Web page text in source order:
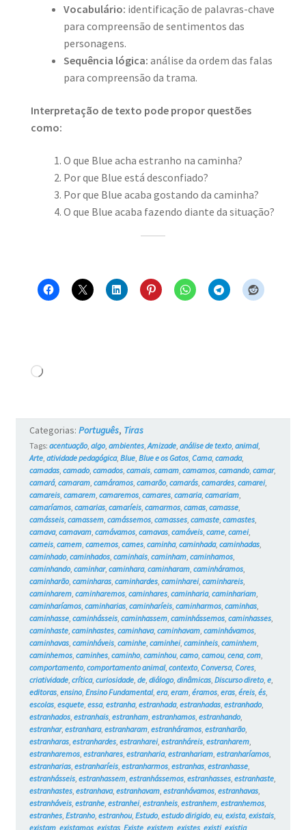
Vocabulário: identificação de palavras-chave
para compreensão de sentimentos das
personagens.
Sequência lógica: análise da ordem das falas
para compreensão da trama.
Interpretação de texto pode propor questões
como:
O que Blue acha estranho na caminha?
Por que Blue está desconfiado?
Por que Blue acaba gostando da caminha?
O que Blue acaba fazendo diante da situação?
Carregando...
Categorias: Português, Tiras
Tags: acentuação, algo, ambientes, Amizade, análise de texto, animal,
Arte, atividade pedagógica, Blue, Blue e os Gatos, Cama, camada,
camadas, camado, camados, camais, camam, camamos, camando, camar,
camará, camaram, camáramos, camarão, camarás, camardes, camarei,
camareis, camarem, camaremos, camares, camaria, camariam,
camaríamos, camarias, camaríeis, camarmos, camas, camasse,
camásseis, camassem, camássemos, camasses, camaste, camastes,
camava, camavam, camávamos, camavas, camáveis, came, camei,
cameis, camem, camemos, cames, caminha, caminhada, caminhadas,
caminhado, caminhados, caminhais, caminham, caminhamos,
caminhando, caminhar, caminhara, caminharam, caminháramos,
caminharão, caminharas, caminhardes, caminharei, caminhareis,
caminharem, caminharemos, caminhares, caminharia, caminhariam,
caminharíamos, caminharias, caminharíeis, caminharmos, caminhas,
caminhasse, caminhásseis, caminhassem, caminhássemos, caminhasses,
caminhaste, caminhastes, caminhava, caminhavam, caminhávamos,
caminhavas, caminháveis, caminhe, caminhei, caminheis, caminhem,
caminhemos, caminhes, caminho, caminhou, camo, camou, cena, com,
comportamento, comportamento animal, contexto, Conversa, Cores,
criatividade, crítica, curiosidade, de, diálogo, dinâmicas, Discurso direto, e,
editoras, ensino, Ensino Fundamental, era, eram, éramos, eras, éreis, és,
escolas, esquete, essa, estranha, estranhada, estranhadas, estranhado,
estranhados, estranhais, estranham, estranhamos, estranhando,
estranhar, estranhara, estranharam, estranháramos, estranharão,
estranharas, estranhardes, estranharei, estranháreis, estranharem,
estranharemos, estranhares, estranharia, estranhariam, estranharíamos,
estranharias, estranharíeis, estranharmos, estranhas, estranhasse,
estranhásseis, estranhassem, estranhássemos, estranhasses, estranhaste,
estranhastes, estranhava, estranhavam, estranhávamos, estranhavas,
estranháveis, estranhe, estranhei, estranheis, estranhem, estranhemos,
estranhes, Estranho, estranhou, Estudo, estudo dirigido, eu, exista, existais,
existam, existamos, existas, Existe, existem, existes, existi, existia,